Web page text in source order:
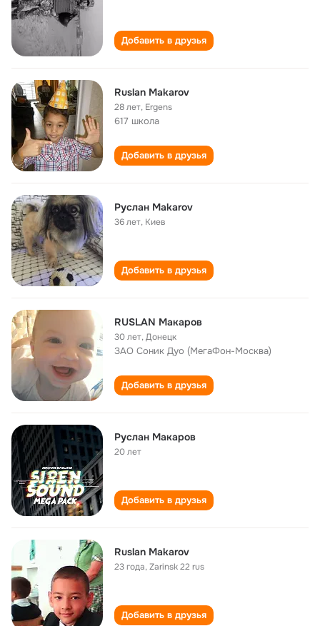
Добавить в друзья
Ruslan Makarov
28 лет, Ergens
617 школа
Добавить в друзья
Руслан Makarov
36 лет, Киев
Добавить в друзья
RUSLAN Mакаров
30 лет,Донецк
ЗАО Соник Дуо (МегаФон-Москва)
Добавить в друзья
Руслан Макаров
20 лет
Добавить в друзья
Ruslan Makarov
23 года,Zarinsk 22 rus
Добавить в друзья